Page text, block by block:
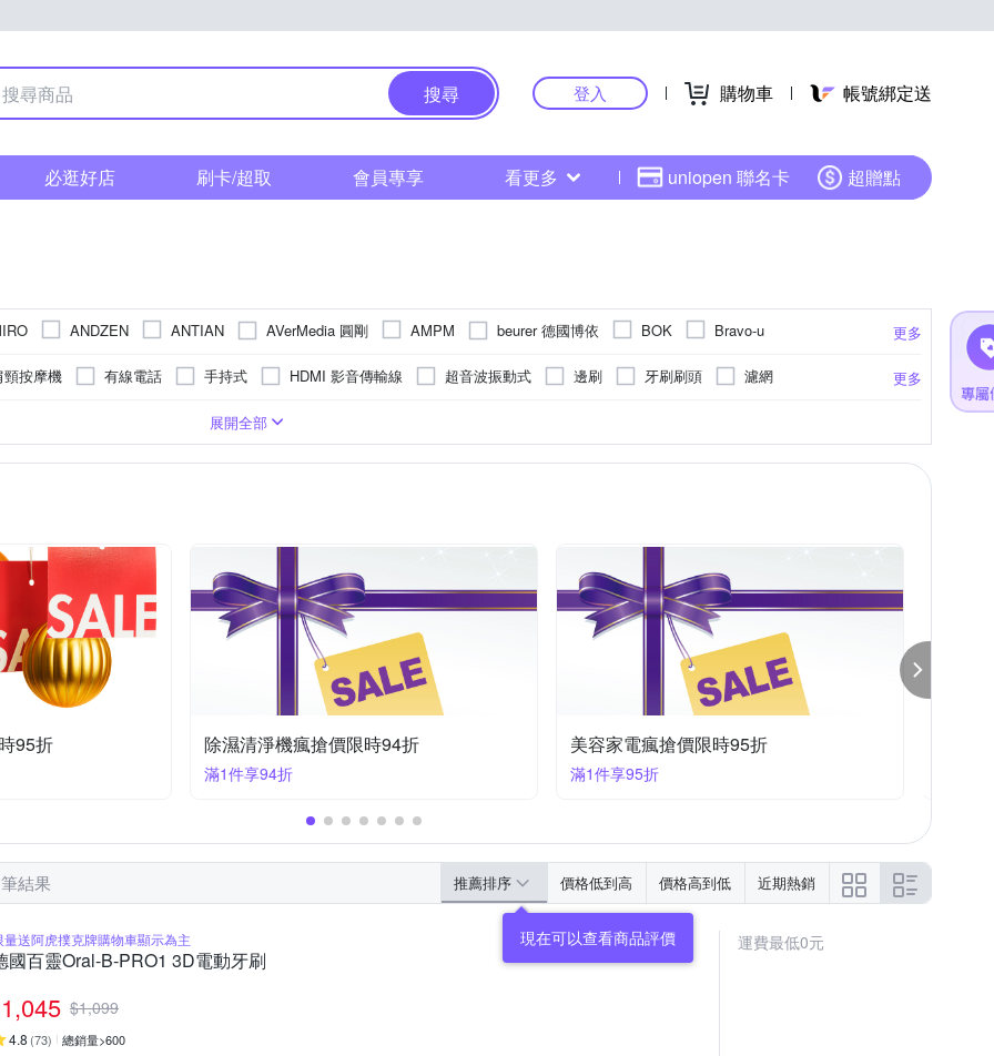
搜尋 登入 購物車 帳號綁定送
必逛好店 刷卡/超取 會員專享 看更多 uniopen 聯名卡 超贈點
更多
ANDZEN ANTIAN AVerMedia 圓剛 AMPM beurer 德國博依 BOK
Bravo-u
Dawise DigiMax DIKE Dr.AV 聖岡科技 DTAudio E-books ECOVACS 科沃斯
LineQ
LongPing mods hair NORTHERN 北方 NESCAFE 雀巢咖啡
OriginalLife
旺德
Xiaomi 小米
更多
頸按摩機 有線電話 手持式 HDMI 影音傳輸線 超音波振動式 邊刷 牙刷刷頭
濾網
眼部按摩機
持按摩棒
手搖式 電子鍋 臉部按摩機 移動式 手部按摩 專業型調理機
桌上型
腰部
桌上型
家用音響日本進口紙漿
空氣循環扇
展開全部
折 8/4~8/16 七夕情人節 滿額82折
滿520享82折
滿件再優惠
滿3件折222
結果 推薦排序 價格低到高 價格高到低 近期熱銷
量送阿虎撲克牌購物車顯示為主
國百靈Oral-B-PRO1 3D電動牙刷
1,045 $1,099
4.8 (73) 總銷量>600
運費最低0元